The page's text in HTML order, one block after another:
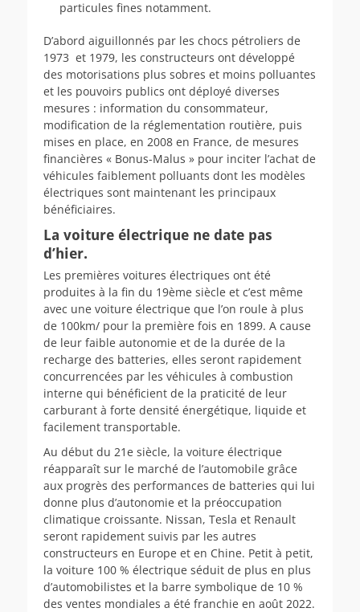
particules fines notamment.
D’abord aiguillonnés par les chocs pétroliers de
1973 et 1979, les constructeurs ont développé
des motorisations plus sobres et moins polluantes
et les pouvoirs publics ont déployé diverses
mesures : information du consommateur,
modification de la réglementation routière, puis
mises en place, en 2008 en France, de mesures
financières « Bonus-Malus » pour inciter l’achat de
véhicules faiblement polluants dont les modèles
électriques sont maintenant les principaux
bénéficiaires.
La voiture électrique ne date pas
d’hier.
Les premières voitures électriques ont été
produites à la fin du 19ème siècle et c’est même
avec une voiture électrique que l’on roule à plus
de 100km/ pour la première fois en 1899. A cause
de leur faible autonomie et de la durée de la
recharge des batteries, elles seront rapidement
concurrencées par les véhicules à combustion
interne qui bénéficient de la praticité de leur
carburant à forte densité énergétique, liquide et
facilement transportable.
Au début du 21e siècle, la voiture électrique
réapparaît sur le marché de l’automobile grâce
aux progrès des performances de batteries qui lui
donne plus d’autonomie et la préoccupation
climatique croissante. Nissan, Tesla et Renault
seront rapidement suivis par les autres
constructeurs en Europe et en Chine. Petit à petit,
la voiture 100 % électrique séduit de plus en plus
d’automobilistes et la barre symbolique de 10 %
des ventes mondiales a été franchie en août 2022.